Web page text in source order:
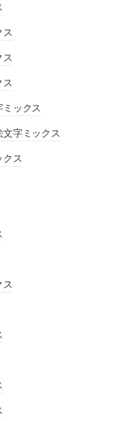
ス
ス
ス
ックス
字ミックス
クス
ス